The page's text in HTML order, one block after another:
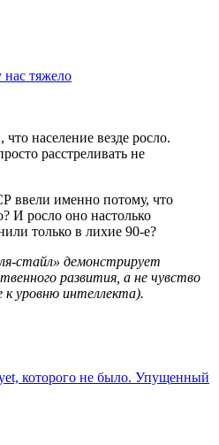
нас тяжело
что население везде росло.
расстреливать не
ввели именно потому, что
И росло оно настолько
только в лихие 90-е?
стайл» демонстрирует
развития, а не чувство
уровню интеллекта).
которого не было. Упущенный